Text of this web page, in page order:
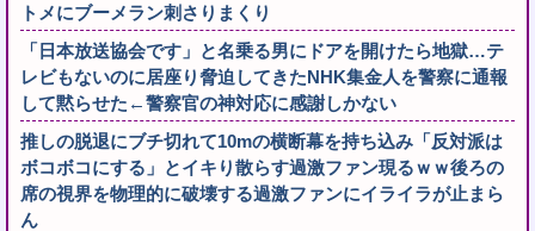
トメにブーメラン刺さりまくり
「日本放送協会です」と名乗る男にドアを開けたら地獄…テ
レビもないのに居座り脅迫してきたNHK集金人を警察に通報
して黙らせた←警察官の神対応に感謝しかない
推しの脱退にブチ切れて10mの横断幕を持ち込み「反対派は
ボコボコにする」とイキり散らす過激ファン現るｗｗ後ろの
席の視界を物理的に破壊する過激ファンにイライラが止まら
ん